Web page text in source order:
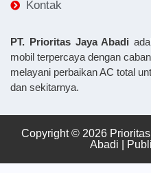
Kontak
PT. Prioritas Jaya Abadi
mobil terpercaya dengan
melayani perbaikan AC total
dan sekitarnya.
Copyright © 2026
Abadi |